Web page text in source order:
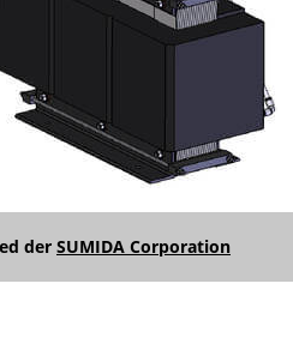
der SUMIDA Corporation